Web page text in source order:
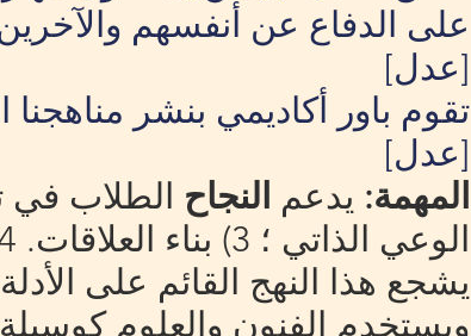
على الدفاع عن أنفسهم
[عدل]
تقوم باور أكاديمي بنشر مناهجنا
[عدل]
المهمة: يدعم النجاح
يشجع هذا النهج القائم على
ويستخدم الفنون والعلوم كوسيلة